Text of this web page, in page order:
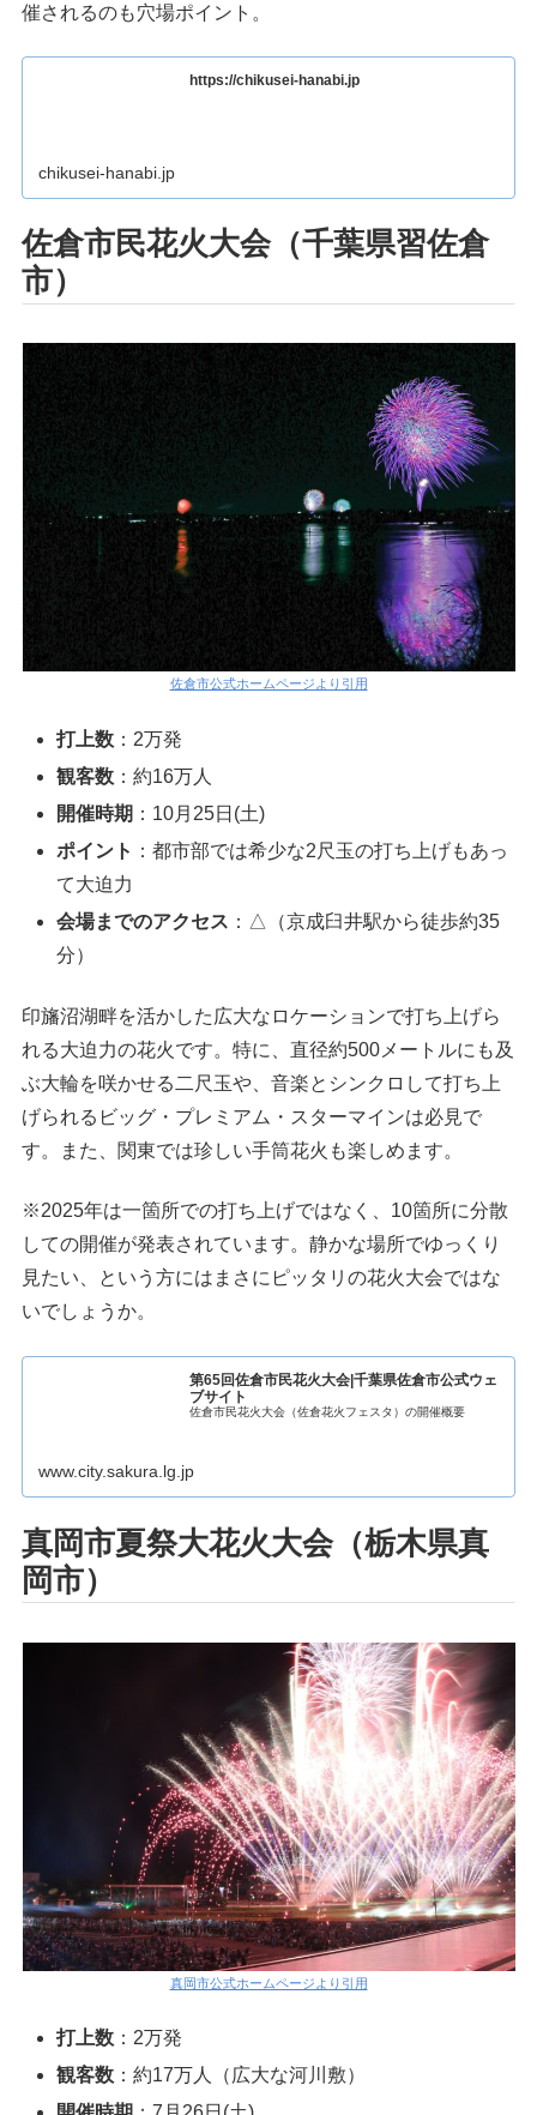
催されるのも穴場ポイント。
https://chikusei-hanabi.jp
chikusei-hanabi.jp
佐倉市民花火大会（千葉県習佐倉
市）
佐倉市公式ホームページより引用
打上数 ：2万発
観客数 ：約16万人
開催時期 ：10月25日(土)
ポイント ：都市部では希少な2尺玉の打ち上げもあっ
て大迫力
会場までのアクセス ：△（京成臼井駅から徒歩約35
分）
印旛沼湖畔を活かした広大なロケーションで打ち上げら
れる大迫力の花火です。特に、直径約500メートルにも及
ぶ大輪を咲かせる二尺玉や、音楽とシンクロして打ち上
げられるビッグ・プレミアム・スターマインは必見で
す。また、関東では珍しい手筒花火も楽しめます。
※2025年は一箇所での打ち上げではなく、10箇所に分散
しての開催が発表されています。静かな場所でゆっくり
見たい、という方にはまさにピッタリの花火大会ではな
いでしょうか。
第65回佐倉市民花火大会|千葉県佐倉市公式ウェ
ブサイト
佐倉市民花火大会（佐倉花火フェスタ）の開催概要
www.city.sakura.lg.jp
真岡市夏祭大花火大会（栃木県真
岡市）
真岡市公式ホームページより引用
打上数 ：2万発
観客数 ：約17万人（広大な河川敷）